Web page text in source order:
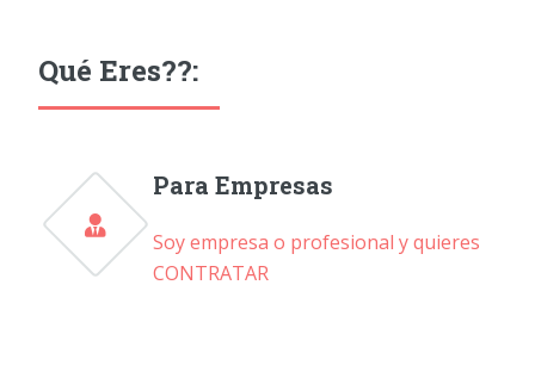
Qué Eres??:
Para Empresas
Soy empresa o profesional y quieres
CONTRATAR